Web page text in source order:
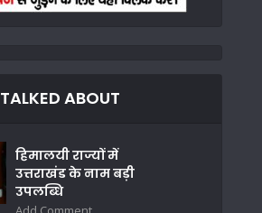
TALKED ABOUT
हिमालयी राज्यों में
उत्तराखंड के नाम बड़ी
उपलब्धि